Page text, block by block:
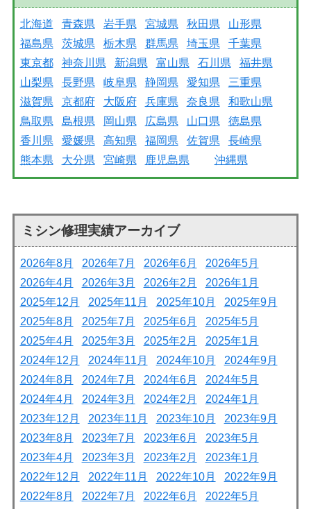
北海道 青森県 岩手県 宮城県 秋田県
山形県
福島県
茨城県 栃木県 群馬県 埼玉県
千葉県
東京都
神奈川県 新潟県 富山県 石川県
福井県
山梨県
長野県 岐阜県 静岡県 愛知県
三重県
滋賀県
京都府 大阪府 兵庫県 奈良県
和歌山県
鳥取県
島根県 岡山県 広島県 山口県
徳島県
香川県
愛媛県 高知県 福岡県 佐賀県
長崎県
熊本県
大分県 宮崎県 鹿児島県 沖縄県
ミシン修理実績アーカイブ
2026年8月 2026年7月 2026年6月
2026年5月
2026年4月
2026年3月 2026年2月
2026年1月
2025年12月
2025年11月 2025年10月
2025年9月
2025年8月
2025年7月 2025年6月
2025年5月
2025年4月
2025年3月 2025年2月
2025年1月
2024年12月
2024年11月 2024年10月
2024年9月
2024年8月
2024年7月 2024年6月
2024年5月
2024年4月
2024年3月 2024年2月
2024年1月
2023年12月
2023年11月 2023年10月
2023年9月
2023年8月
2023年7月 2023年6月
2023年5月
2023年4月
2023年3月 2023年2月
2023年1月
2022年12月
2022年11月 2022年10月
2022年9月
2022年8月
2022年7月 2022年6月
2022年5月